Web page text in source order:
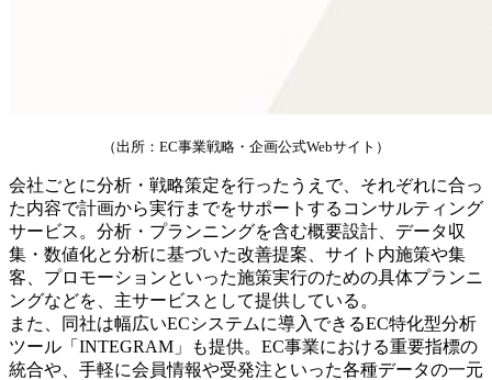
（出所：EC事業戦略・企画公式Webサイト）
会社ごとに分析・戦略策定を行ったうえで、それぞれに合っ
た内容で計画から実行までをサポートするコンサルティング
サービス。分析・プランニングを含む概要設計、データ収
集・数値化と分析に基づいた改善提案、サイト内施策や集
客、プロモーションといった施策実行のための具体プランニ
ングなどを、主サービスとして提供している。
また、同社は幅広いECシステムに導入できるEC特化型分析
ツール「INTEGRAM」も提供。EC事業における重要指標の
統合や、手軽に会員情報や受発注といった各種データの一元